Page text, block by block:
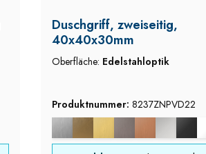
Duschgriff, zweiseitig,
40x40x30mm
Oberfläche: Edelstahloptik
Produktnummer:8237ZNPVD22